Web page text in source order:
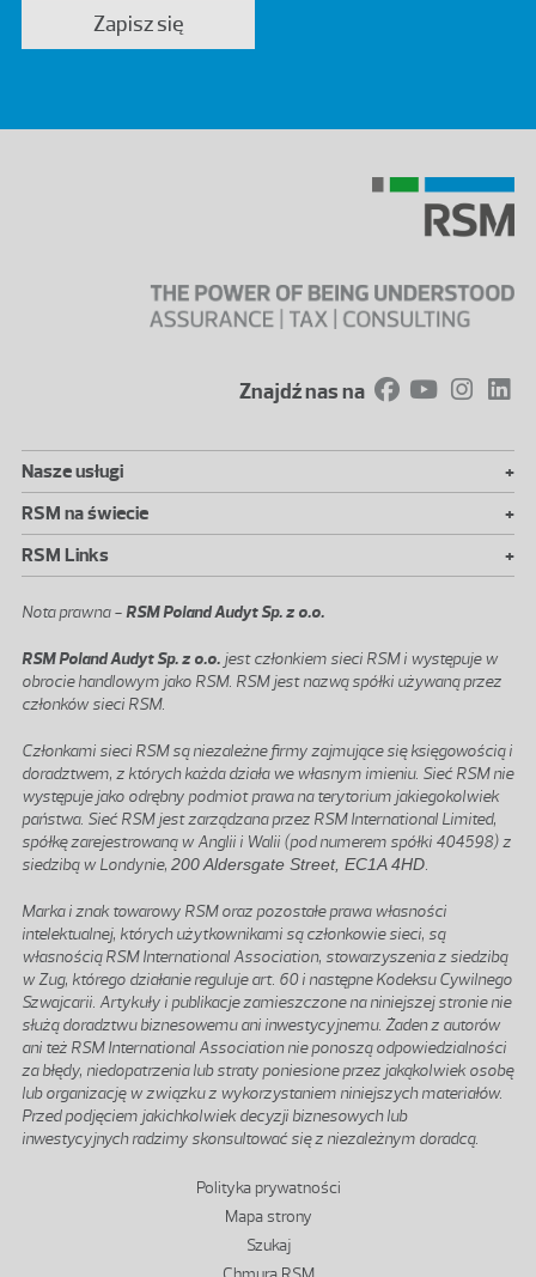
Zapisz się
Znajdź nas na
Nasze usługi
+
RSM na świecie
+
RSM Links
+
Nota prawna -RSM Poland Audyt Sp. z o.o.
RSM Poland Audyt Sp. z o.o. jest członkiem sieci RSM i występuje w
obrocie handlowym jako RSM. RSM jest nazwą spółki używaną przez
członków sieci RSM.
Członkami sieci RSM są niezależne firmy zajmujące się księgowością i
doradztwem, z których każda działa we własnym imieniu. Sieć RSM nie
występuje jako odrębny podmiot prawa na terytorium jakiegokolwiek
państwa. Sieć RSM jest zarządzana przez RSM International Limited,
spółkę zarejestrowaną w Anglii i Walii (pod numerem spółki 404598) z
siedzibą w Londynie, 200 Aldersgate Street, EC1A 4HD.
Marka i znak towarowy RSM oraz pozostałe prawa własności
intelektualnej, których użytkownikami są członkowie sieci, są
własnością RSM International Association, stowarzyszenia z siedzibą
w Zug, którego działanie reguluje art. 60 i następne Kodeksu Cywilnego
Szwajcarii. Artykuły i publikacje zamieszczone na niniejszej stronie nie
służą doradztwu biznesowemu ani inwestycyjnemu. Żaden z autorów
ani też RSM International Association nie ponoszą odpowiedzialności
za błędy, niedopatrzenia lub straty poniesione przez jakąkolwiek osobę
lub organizację w związku z wykorzystaniem niniejszych materiałów.
Przed podjęciem jakichkolwiek decyzji biznesowych lub
inwestycyjnych radzimy skonsultować się z niezależnym doradcą.
Polityka prywatności
Mapa strony
Szukaj